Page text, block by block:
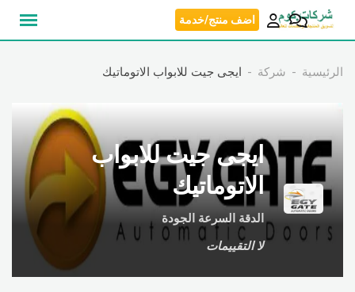
انتقل
اضف منتج/خدمة
الرئيسية شركة ايجى جيت للابواب الاتوماتيك
ايجى جيت للابواب
الاتوماتيك
الدقة السرعة الجودة
لا التقييمات